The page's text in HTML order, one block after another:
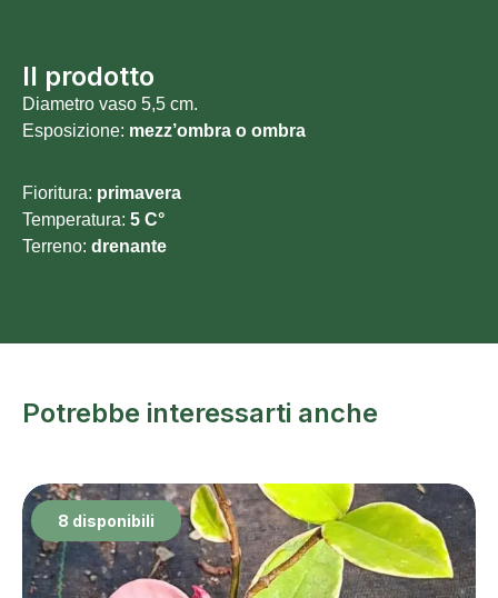
Il prodotto
Diametro vaso 5,5 cm.
Esposizione: mezz’ombra o ombra
Fioritura: primavera
Temperatura: 5 C°
Terreno: drenante
Potrebbe interessarti anche
8 disponibili